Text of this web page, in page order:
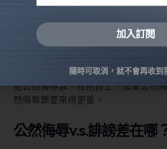
什麼是加重公然侮辱？
加重公然侮辱規定在刑法§309第2項
打巴掌、朝被害人身上丟雞蛋等
犯公然侮辱罪，在刑責上，加重公然
然侮辱罪要來得更重。
公然侮辱v.s.誹謗差在哪
加入訂閱
隨時可取消，就不會再收到